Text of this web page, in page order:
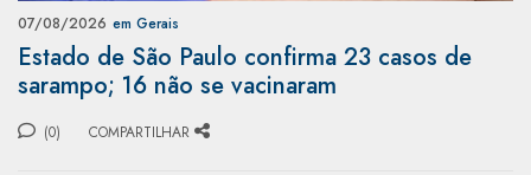
07/08/2026 em Gerais
Estado de São Paulo confirma 23 casos de
sarampo; 16 não se vacinaram
(0) COMPARTILHAR